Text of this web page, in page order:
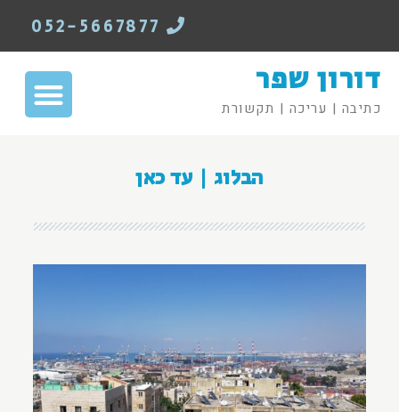
דורון שפר
כתיבה | עריכה | תקשורת
הבלוג | עד כאן